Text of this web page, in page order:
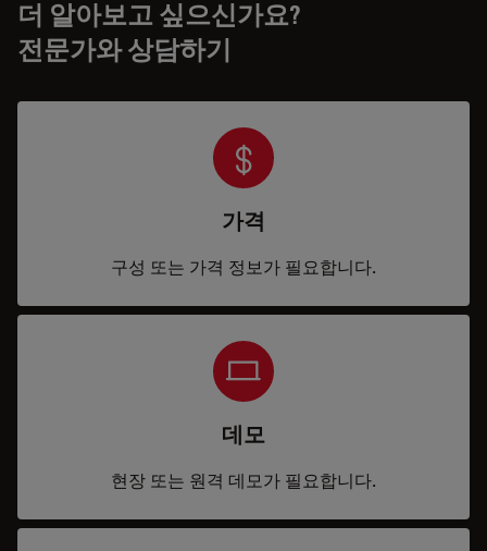
더 알아보고 싶으신가요?
전문가와 상담하기
가격
구성 또는 가격 정보가 필요합니다.
데모
현장 또는 원격 데모가 필요합니다.